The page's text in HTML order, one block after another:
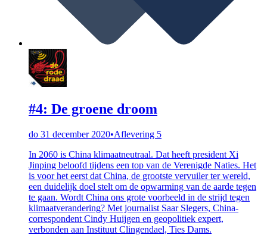
#4: De groene droom
do 31 december 2020•Aflevering 5
In 2060 is China klimaatneutraal. Dat heeft president Xi
Jinping beloofd tijdens een top van de Verenigde Naties. Het
is voor het eerst dat China, de grootste vervuiler ter wereld,
een duidelijk doel stelt om de opwarming van de aarde tegen
te gaan. Wordt China ons grote voorbeeld in de strijd tegen
klimaatverandering? Met journalist Saar Slegers, China-
correspondent Cindy Huijgen en geopolitiek expert,
verbonden aan Instituut Clingendael, Ties Dams.